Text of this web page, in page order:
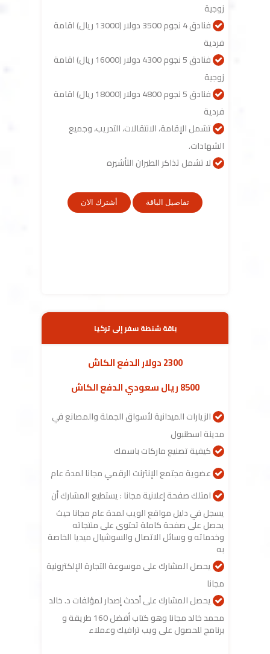
زوجية
فنادق 4 نجوم 3500 دولار (13000 ريال) اقامة
فردية
فنادق 5 نجوم 4300 دولار (16000 ريال) اقامة
زوجية
فنادق 5 نجوم 4800 دولار (18000 ريال) اقامة
فردية
تشمل الإقامة، الانتقالات، التدريب، وجميع
الشهادات.
لا تشمل تذاكر الطيران التأشيره
تفاصيل الباقة أشترك الان
باقة شنطة سفر إلى تركيا
2300 دولار الدفع الكاش
8500 ريال سعودي الدفع الكاش
الزيارات الميدانية لأسواق الجملة والمصانع في
مدينة اسطنبول
كيفية تصنيع ماركات باسمك
عضوية مجتمع الإنترنت الرقمي مجانا لمدة عام
امتلك صفحة إعلانية مجانا : يستطيع المشارك أن
يسجل في دليل مواقع الويب لمدة عام مجانا حيث
يحصل على صفحة كاملة تحتوى على منتجاته
وخدماته و وسائل الاتصال والسوشيال ميديا الخاصة
به
يحصل المشارك على موسوعة التجارة الإلكترونية
مجانا
يحصل المشارك على أحدث إصدار لمؤلفات د. خالد
محمد خالد مجانا وهو كتاب أفضل 160 طريقة و
برنامج للحصول على ويب ترافيك وعملاء